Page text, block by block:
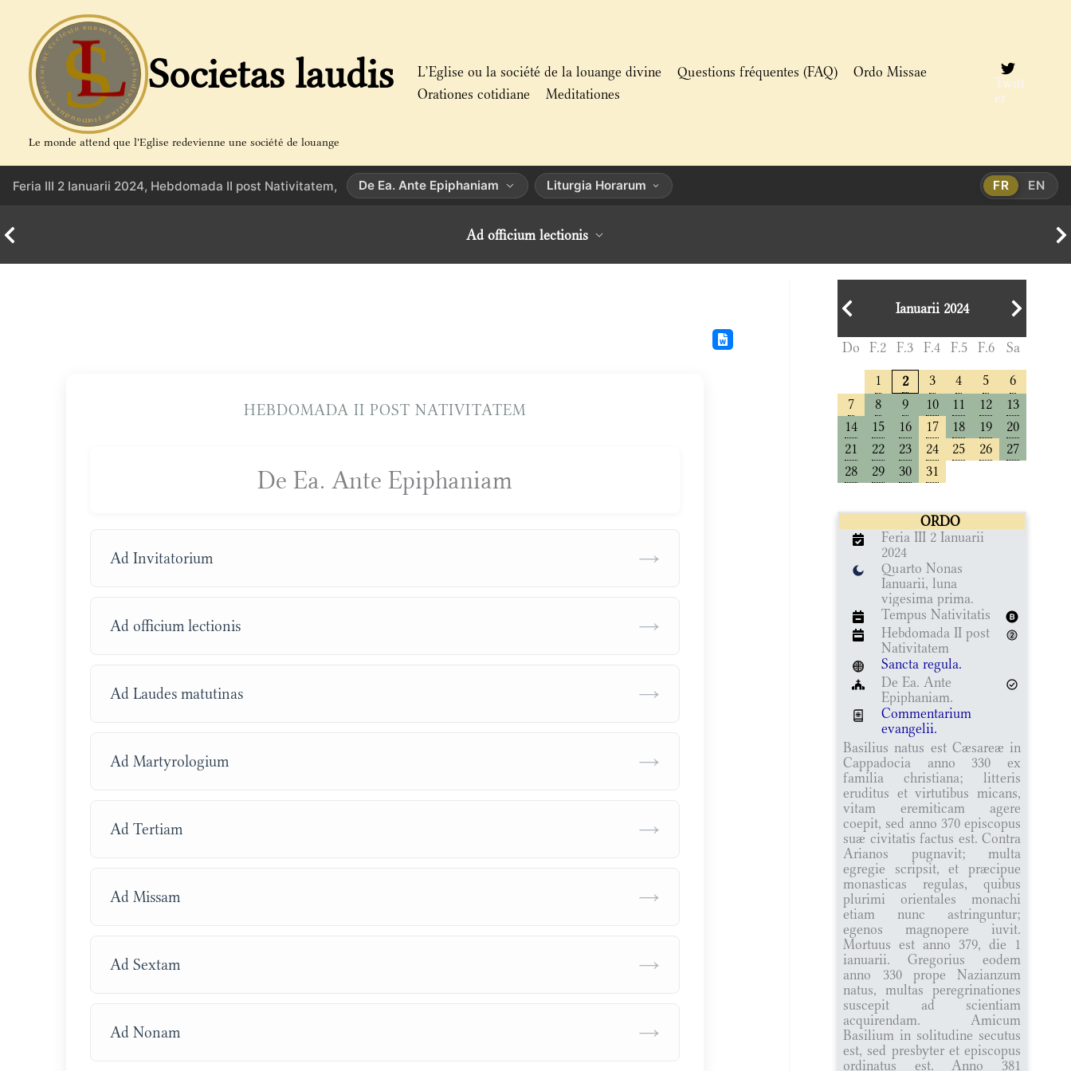
contenu
Societas laudis
Le monde attend que l'Eglise redevienne une société de louange
L’Eglise ou la société de la louange divine Questions fréquentes (FAQ)
Ordo Missae
Orationes cotidiane
Meditationes
Twitt
er
Feria III 2 Ianuarii 2024, Hebdomada II post Nativitatem, De Ea. Ante Epiphaniam Liturgia Horarum FR EN
Ad officium lectionis
HEBDOMADA II POST NATIVITATEM
De Ea. Ante Epiphaniam
Ad Invitatorium →
Ad officium lectionis →
Ad Laudes matutinas →
Ad Martyrologium →
Ad Tertiam →
Ad Missam →
Ad Sextam →
Ad Nonam →
Ianuarii 2024
Do F.2 F.3 F.4 F.5 F.6 Sa
1 2 3 4 5
6
7
8 9 10 11 12
13
14
15 16 17 18 19
20
21
22 23 24 25 26
27
28
29 30 31
ORDO
Feria III 2 Ianuarii
2024
Quarto Nonas
Ianuarii, luna
vigesima prima.
Tempus Nativitatis
Hebdomada II post
Nativitatem
Sancta regula.
De Ea. Ante
Epiphaniam.
Commentarium
evangelii.
Basilius natus est Cæsareæ in
Cappadocia anno 330 ex
familia christiana; litteris
eruditus et virtutibus micans,
vitam eremiticam agere
coepit, sed anno 370 episcopus
suæ civitatis factus est. Contra
Arianos pugnavit; multa
egregie scripsit, et præcipue
monasticas regulas, quibus
plurimi orientales monachi
etiam nunc astringuntur;
egenos magnopere iuvit.
Mortuus est anno 379, die 1
ianuarii. Gregorius eodem
anno 330 prope Nazianzum
natus, multas peregrinationes
suscepit ad scientiam
acquirendam. Amicum
Basilium in solitudine secutus
est, sed presbyter et episcopus
ordinatus est. Anno 381